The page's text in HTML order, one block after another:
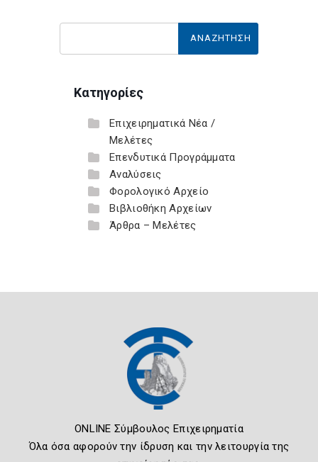
Κατηγορίες
Επιχειρηματικά Νέα /
Μελέτες
Επενδυτικά Προγράμματα
Αναλύσεις
Φορολογικό Αρχείο
Βιβλιοθήκη Αρχείων
Άρθρα – Μελέτες
ONLINE Σύμβουλος Επιχειρηματία
Όλα όσα αφορούν την ίδρυση και την λειτουργία της